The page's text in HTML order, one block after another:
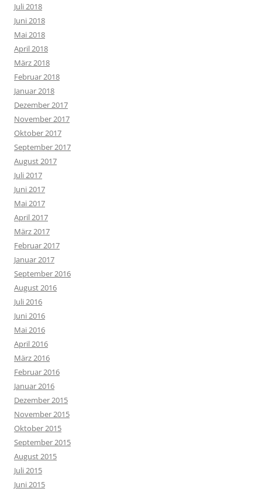
Juli 2018
Juni 2018
Mai 2018
April 2018
März 2018
Februar 2018
Januar 2018
Dezember 2017
November 2017
Oktober 2017
September 2017
August 2017
Juli 2017
Juni 2017
Mai 2017
April 2017
März 2017
Februar 2017
Januar 2017
September 2016
August 2016
Juli 2016
Juni 2016
Mai 2016
April 2016
März 2016
Februar 2016
Januar 2016
Dezember 2015
November 2015
Oktober 2015
September 2015
August 2015
Juli 2015
Juni 2015